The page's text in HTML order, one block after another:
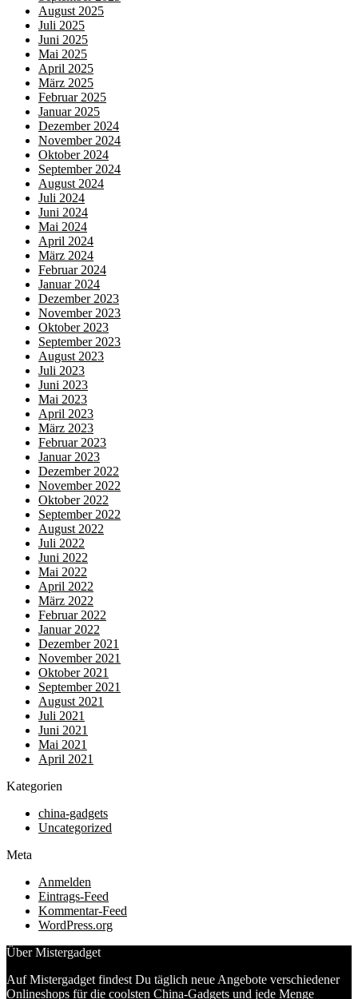
August 2025
Juli 2025
Juni 2025
Mai 2025
April 2025
März 2025
Februar 2025
Januar 2025
Dezember 2024
November 2024
Oktober 2024
September 2024
August 2024
Juli 2024
Juni 2024
Mai 2024
April 2024
März 2024
Februar 2024
Januar 2024
Dezember 2023
November 2023
Oktober 2023
September 2023
August 2023
Juli 2023
Juni 2023
Mai 2023
April 2023
März 2023
Februar 2023
Januar 2023
Dezember 2022
November 2022
Oktober 2022
September 2022
August 2022
Juli 2022
Juni 2022
Mai 2022
April 2022
März 2022
Februar 2022
Januar 2022
Dezember 2021
November 2021
Oktober 2021
September 2021
August 2021
Juli 2021
Juni 2021
Mai 2021
April 2021
Kategorien
china-gadgets
Uncategorized
Meta
Anmelden
Eintrags-Feed
Kommentar-Feed
WordPress.org
Über Mistergadget
Auf Mistergadget findest Du täglich neue Angebote verschiedener
Onlineshops für die coolsten China-Gadgets und jede Menge